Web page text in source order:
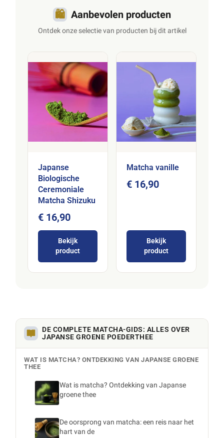
u past.
🛍️ Aanbevolen producten
Ontdek onze selectie van producten bij dit artikel
Japanse
Biologische
Ceremoniale
Matcha Shizuku
€ 16,90
Bekijk
product
Matcha vanille
€ 16,90
Bekijk
product
DE COMPLETE MATCHA-GIDS: ALLES OVER
JAPANSE GROENE POEDERTHEE
WAT IS MATCHA? ONTDEKKING VAN JAPANSE GROENE
THEE
Wat is matcha? Ontdekking van Japanse
groene thee
De oorsprong van matcha: een reis naar het
hart van de